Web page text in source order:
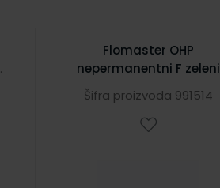
Flomaster OHP
nepermanentni F zeleni
Šifra proizvoda 991514